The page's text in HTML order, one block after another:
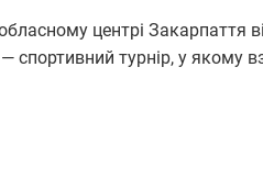
центрі Закарпаття
— спортивний турнір, у якому